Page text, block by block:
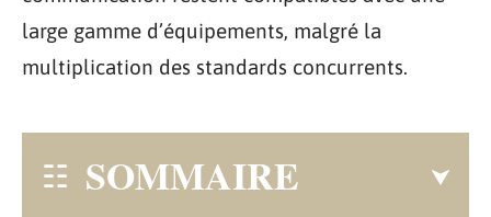
large gamme d’équipements, malgré la
multiplication des standards concurrents.
SOMMAIRE